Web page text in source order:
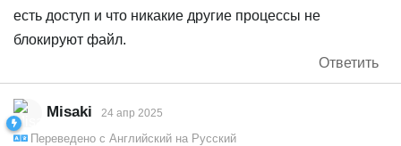
есть доступ и что никакие другие процессы не
блокируют файл.
Ответить
Misaki 24 апр 2025
Переведено с Английский на Русский